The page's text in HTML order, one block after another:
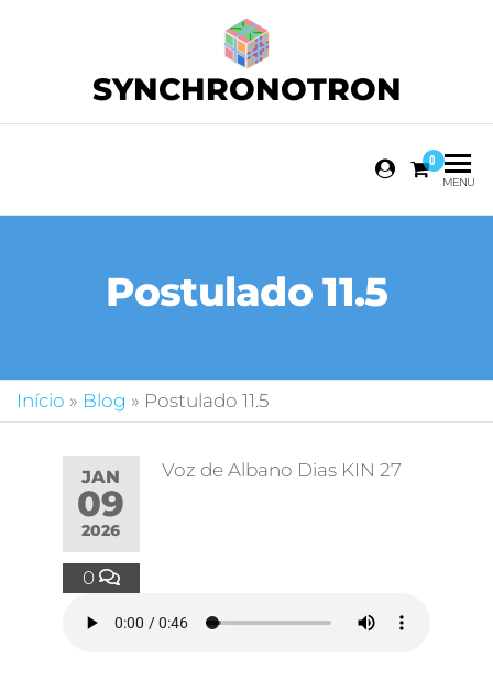
SYNCHRONOTRON
0
MENU
Postulado 11.5
Início » Blog » Postulado 11.5
JAN
09
2026
0
Voz de Albano Dias KIN 27